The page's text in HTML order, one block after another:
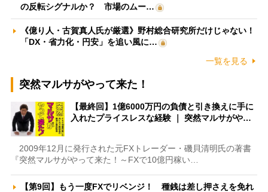
の反転シグナルか？ 市場のムー…
《億り人・古賀真人氏が厳選》野村総合研究所だけじゃない！
「DX・省力化・円安」を追い風に…
一覧を見る
突然マルサがやって来た！
【最終回】1億6000万円の負債と引き換えに手に
入れたプライスレスな経験 ｜ 突然マルサがや…
2009年12月に発行された元FXトレーダー・磯貝清明氏の著書
『突然マルサがやって来た！～FXで10億円稼い…
【第9回】もう一度FXでリベンジ！ 種銭は差し押さえを免れ